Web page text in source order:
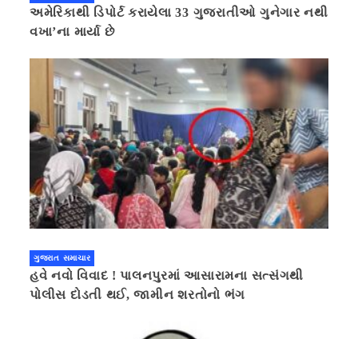
અમેરિકાથી ડિપોર્ટ કરાયેલા 33 ગુજરાતીઓ ગુનેગાર નથી
વખા’ના માર્યા છે
ગુજરાત સમાચાર
હવે નવો વિવાદ ! પાલનપુરમાં આસારામના સત્સંગથી
પોલીસ દોડતી થઈ, જામીન શરતોનો ભંગ